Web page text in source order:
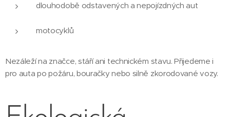
dlouhodobě odstavených a nepojízdných aut
motocyklů
Nezáleží na značce, stáří ani technickém stavu. Přijedeme i
pro auta po požáru, bouračky nebo silně zkorodované vozy.